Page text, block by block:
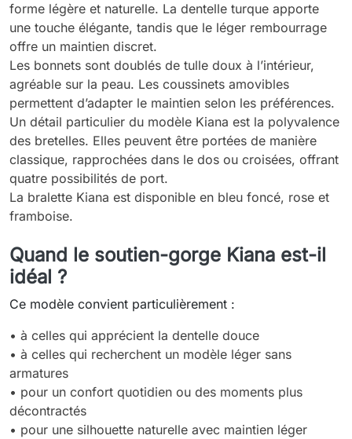
forme légère et naturelle. La dentelle turque apporte
une touche élégante, tandis que le léger rembourrage
offre un maintien discret.
Les bonnets sont doublés de tulle doux à l’intérieur,
agréable sur la peau. Les coussinets amovibles
permettent d’adapter le maintien selon les préférences.
Un détail particulier du modèle Kiana est la polyvalence
des bretelles. Elles peuvent être portées de manière
classique, rapprochées dans le dos ou croisées, offrant
quatre possibilités de port.
La bralette Kiana est disponible en bleu foncé, rose et
framboise.
Quand le soutien-gorge Kiana est-il
idéal ?
Ce modèle convient particulièrement :
• à celles qui apprécient la dentelle douce
• à celles qui recherchent un modèle léger sans
armatures
• pour un confort quotidien ou des moments plus
décontractés
• pour une silhouette naturelle avec maintien léger